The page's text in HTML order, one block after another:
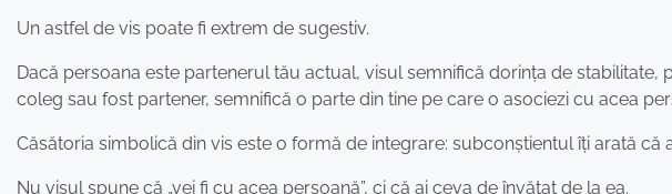
Un astfel de vis poate fi extrem de sugestiv.
Dacă persoana este partenerul tău actual, visul semnifică dorința de stabilitate,
coleg sau fost partener, semnifică o parte din tine pe care o asociezi cu acea
Căsătoria simbolică din vis este o formă de integrare: subconștientul îți arată că
Nu visul spune că „vei fi cu acea persoană”, ci că ai ceva de învățat de la ea.